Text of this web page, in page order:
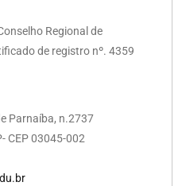
Regional de
de registro nº. 4359
Parnaíba, n.2737
CEP 03045-002